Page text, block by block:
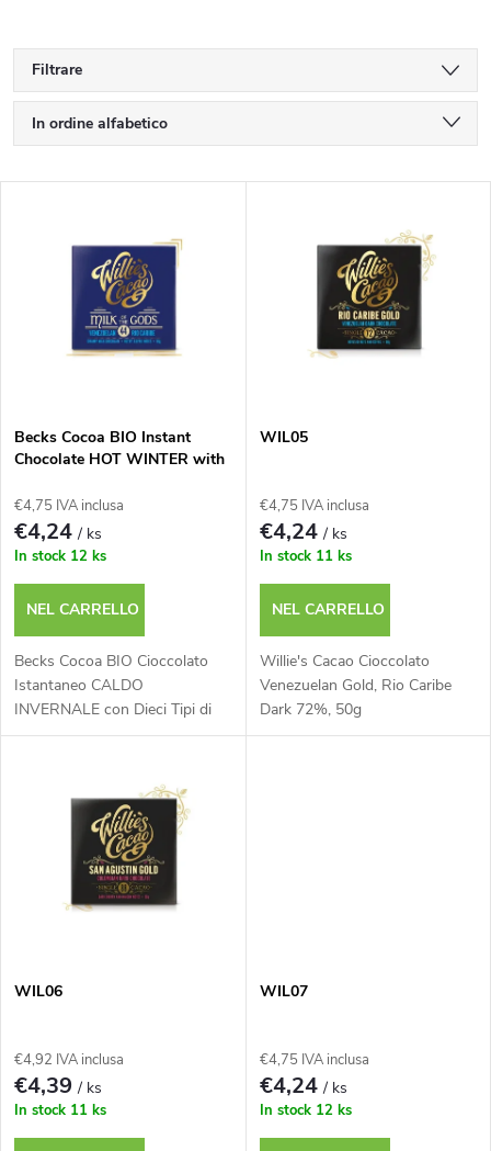
Filtrare
O
r
m
e
n
t
o
d
o
d
o
In ordine alfabetico
I più venduti
c
o
d
e
i
p
r
t
i
Becks Cocoa BIO Instant
Chocolate HOT WINTER with
250g Tin.
€4,75 IVA inclusa
€4,24/ ks
In stock 12 ks
NEL CARRELLO
Becks Cocoa BIO Cioccolato
Istantaneo CALDO
INVERNALE con Dieci Tipi di
Spezie Invernali, Barattolo da
WIL05
€4,75 IVA inclusa
€4,24/ ks
In stock 11 ks
NEL CARRELLO
Willie's Cacao Cioccolato
Venezuelan Gold, Rio Caribe
Dark 72%, 50g
WIL06
€4,92 IVA inclusa
€4,39/ ks
In stock 11 ks
WIL07
€4,75 IVA inclusa
€4,24/ ks
In stock 12 ks